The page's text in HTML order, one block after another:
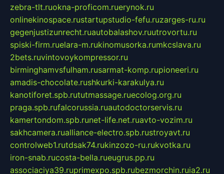
zebra-tlt.ruokna-proficom.ruerynok.ru
onlinekinospace.rustartupstudio-fefu.ruzarges-ru.ru
gegenjustizunrecht.ruautobalashov.ruutrovortu.ru
spiski-firm.ruelara-m.rukinomusorka.rumkcslava.ru
2bets.ruvintovoykompressor.ru
birminghamvsfulham.rusarmat-komp.rupioneeri.ru
amadis-chocolate.rushkurki-karakulya.ru
kanotiforet.spb.rututmassage.ruecolog.org.ru
praga.spb.rufalcorussia.ruautodoctorservis.ru
kamertondom.spb.runet-life.net.ruavto-vozim.ru
sakhcamera.rualliance-electro.spb.rustroyavt.ru
controlweb1.rutdsak74.rukinzozo-ru.rukvotka.ru
iron-snab.rucosta-bella.rueugrus.pp.ru
associaciya39.ruprimexpo.spb.rubezmorchin.ruia2.ru